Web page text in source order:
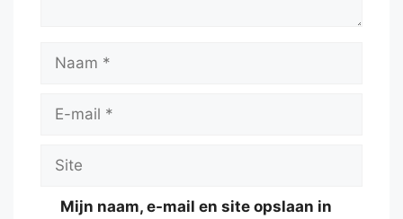
Naam
Site
Mijn naam, e-mail en site opslaan in